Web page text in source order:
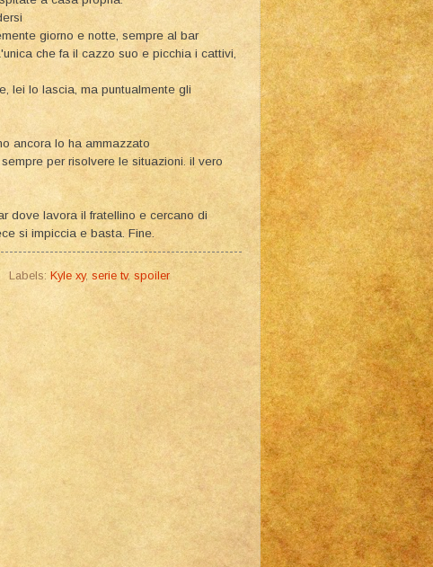
giorno e notte, sempre al bar
che fa il cazzo suo e picchia i cattivi,
lei lo lascia, ma puntualmente gli
ancora lo ha ammazzato
per risolvere le situazioni. il vero
dove lavora il fratellino e cercano di
si impiccia e basta. Fine.
Labels: Kyle xy, serie tv, spoiler